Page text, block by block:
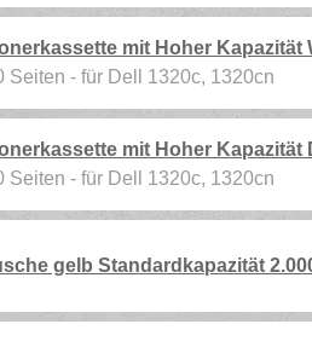
mit Hoher Kapazität
Seiten - für Dell 1320c, 1320cn
mit Hoher Kapazität
Seiten - für Dell 1320c, 1320cn
gelb Standardkapazität